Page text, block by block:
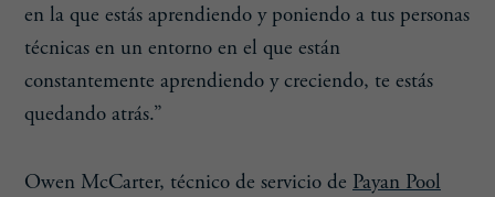
en la que estás aprendiendo y poniendo a tus personas
técnicas en un entorno en el que están
constantemente aprendiendo y creciendo, te estás
quedando atrás.”
Owen McCarter, técnico de servicio de Payan Pool